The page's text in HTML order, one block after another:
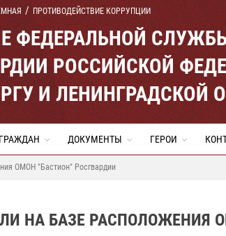
ПРОТИВОДЕЙСТВИЕ КОРРУПЦИИ
ФЕДЕРАЛЬНОЙ
РОССИЙСКОЙ
И ЛЕНИНГРАДСКОЙ
ДОКУМЕНТЫ ГЕРОИ
ОМОН "Бастион" Росгвардии
НА БАЗЕ РАСПОЛОЖЕНИЯ